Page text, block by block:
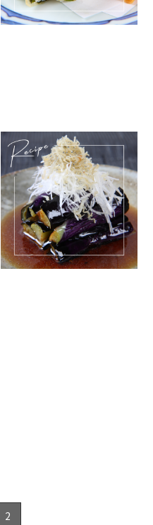
夏野菜を食べよう「茄子としら
す干しの酢醤油掛け」
2022.08.09
簡単レシピ
2